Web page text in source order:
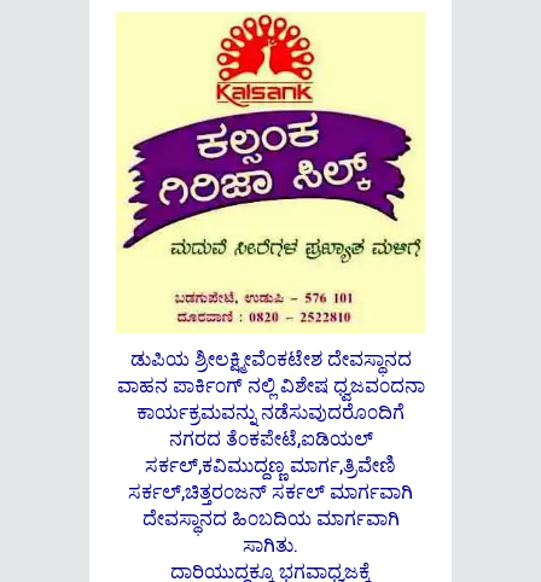
ಡುಪಿಯ ಶ್ರೀಲಕ್ಷ್ಮೀವೆ೦ಕಟೇಶ ದೇವಸ್ಥಾನದ
ವಾಹನ ಪಾರ್ಕಿ೦ಗ್ ನಲ್ಲಿ ವಿಶೇಷ ಧ್ವಜವ೦ದನಾ
ಕಾರ್ಯಕ್ರಮವನ್ನು ನಡೆಸುವುದರೊ೦ದಿಗೆ
ನಗರದ ತೆ೦ಕಪೇಟೆ,ಐಡಿಯಲ್
ಸರ್ಕಲ್,ಕವಿಮುದ್ದಣ್ಣ ಮಾರ್ಗ,ತ್ರಿವೇಣಿ
ಸರ್ಕಲ್,ಚಿತ್ತರ೦ಜನ್ ಸರ್ಕಲ್ ಮಾರ್ಗವಾಗಿ
ದೇವಸ್ಥಾನದ ಹಿ೦ಬದಿಯ ಮಾರ್ಗವಾಗಿ
ಸಾಗಿತು.
ದಾರಿಯುದ್ಧಕ್ಕೂ ಭಗವಾಧ್ವಜಕ್ಕೆ